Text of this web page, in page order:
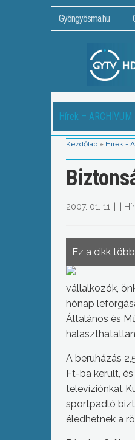
Gyöngyösma.hu
Hírek – ARCHÍVUM
Kezdőlap » Hírek -
2007. 01. 11.
Ez a cikk
vállalkozók,
hónap
Általános és
A beruházás
Ft-ba került,
televíziónkat
sportpadló
éledhetnek a